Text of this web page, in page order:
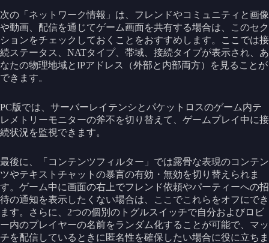
次の「ネットワーク情報」は、フレンドやコミュニティと画像
や動画、配信を通じてゲーム画面を共有する場合は、このセク
ションをチェックしておくことをおすすめします。ここでは接
続ステータス、NATタイプ、帯域、接続タイプが表示され、あ
なたの物理地域とIPアドレス（外部と内部両方）を見ることが
できます。
PC版では、サーバーレイテンシとパケットロスのゲーム内テ
レメトリーモニターの斧不を切り替えて、ゲームプレイ中に接
続状況を監視できます。
最後に、「コンテンツフィルター」では露骨な表現のコンテン
ツやテキストチャットの暴言の有効・無効を切り替えられま
す。ゲーム中に画面の右上でフレンド依頼やパーティーへの招
待の通知を表示したくない場合は、ここでこれらをオフにでき
ます。さらに、2つの個別のトグルスイッチで自分およびロビ
ー内のプレイヤーの名前をランダム化することが可能で、マッ
チを配信しているときに匿名性を確保したい場合に役に立ちま